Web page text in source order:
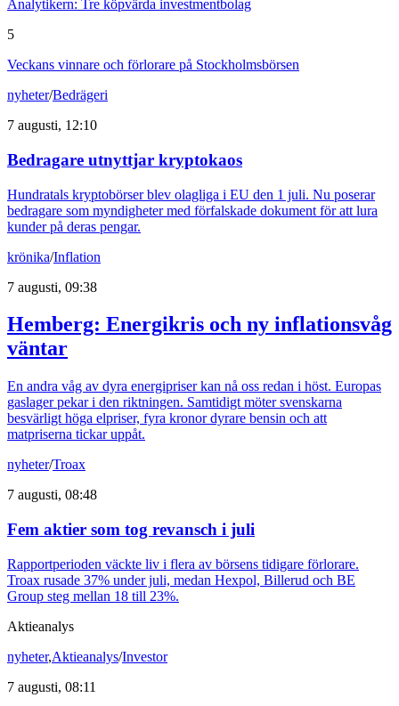
Analytikern: Tre köpvärda investmentbolag
5
Veckans vinnare och förlorare på Stockholmsbörsen
nyheter/Bedrägeri
7 augusti, 12:10
Bedragare utnyttjar kryptokaos
Hundratals kryptobörser blev olagliga i EU den 1 juli. Nu poserar
bedragare som myndigheter med förfalskade dokument för att lura
kunder på deras pengar.
krönika/Inflation
7 augusti, 09:38
Hemberg: Energikris och ny inflationsvåg
väntar
En andra våg av dyra energipriser kan nå oss redan i höst. Europas
gaslager pekar i den riktningen. Samtidigt möter svenskarna
besvärligt höga elpriser, fyra kronor dyrare bensin och att
matpriserna tickar uppåt.
nyheter/Troax
7 augusti, 08:48
Fem aktier som tog revansch i juli
Rapportperioden väckte liv i flera av börsens tidigare förlorare.
Troax rusade 37% under juli, medan Hexpol, Billerud och BE
Group steg mellan 18 till 23%.
Aktieanalys
nyheter,Aktieanalys/Investor
7 augusti, 08:11